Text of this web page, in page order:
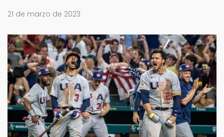
21 de marzo de 2023